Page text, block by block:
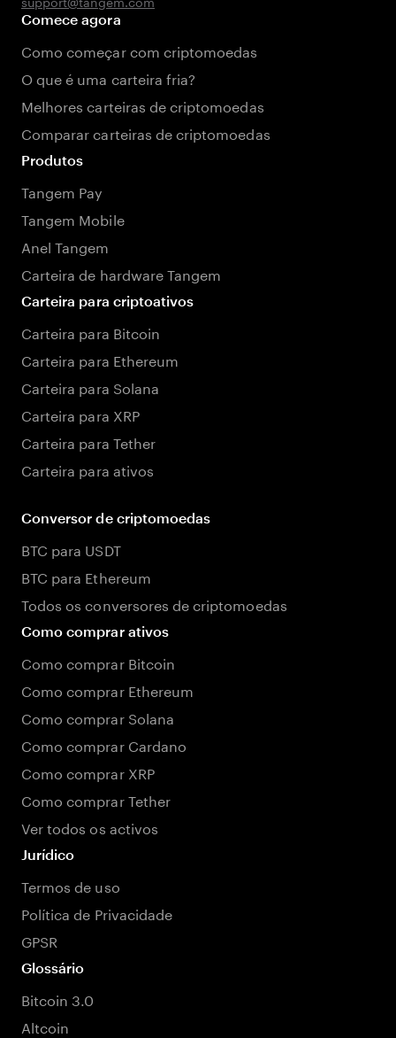
Comece agora
Como começar com criptomoedas
O que é uma carteira fria?
Melhores carteiras de criptomoedas
Comparar carteiras de criptomoedas
Produtos
Tangem Pay
Tangem Mobile
Anel Tangem
Carteira de hardware Tangem
Carteira para criptoativos
Carteira para Bitcoin
Carteira para Ethereum
Carteira para Solana
Carteira para XRP
Carteira para Tether
Carteira para ativos
Conversor de criptomoedas
BTC para USDT
BTC para Ethereum
Todos os conversores de criptomoedas
Como comprar ativos
Como comprar Bitcoin
Como comprar Ethereum
Como comprar Solana
Como comprar Cardano
Como comprar XRP
Como comprar Tether
Ver todos os activos
Jurídico
Termos de uso
Política de Privacidade
GPSR
Glossário
Bitcoin 3.0
Altcoin